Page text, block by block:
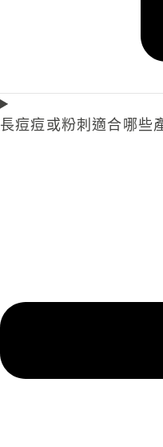
長痘痘或粉刺適合哪些